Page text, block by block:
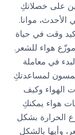
على خصلاتكِ
الأحدث، موانا.
وقت في حياة
هواء للشعر.
في معاملة
لمساعدتكِ
الهواء وكيف
أفضل 10 موزّعات هواء يمكنكِ
الحرارة بشكل
وأيها بالشكل